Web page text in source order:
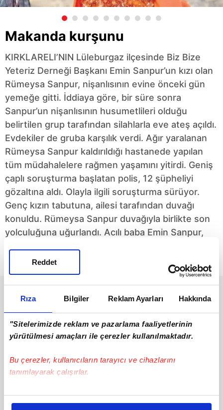
Rıza Bilgiler Reklam Ayarları Hakkında
"Sitelerimizde reklam ve pazarlama faaliyetlerinin
yürütülmesi amaçları ile çerezler kullanılmaktadır.
Bu çerezler, kullanıcıların tarayıcı ve cihazlarını
tanımlayarak çalışırlar.
Bu çerezlere izin vermeniz halinde sizlere özel
Reddet
Makanda kurşunu
KIRKLARELI’NIN Lüleburgaz ilçesinde Biz Bize
Yeteriz Derneği Başkanı Emin Sanpur’un kızı olan
Rümeysa Sanpur, nişanlısının evine önceki gün
yemeğe gitti. İddiaya göre, bir süre sonra
Sanpur’un nişanlısının husumetlileri olduğu
belirtilen grup tarafından silahlarla eve ateş açıldı.
Evdekiler de gruba karşılık verdi. Ağır yaralanan
Rümeysa Sanpur kaldırıldığı hastanede yapılan
tüm müdahalelere rağmen yaşamını yitirdi. Geniş
çaplı soruşturma başlatan polis, 12 şüpheliyi
gözaltına aldı. Olayla ilgili soruşturma sürüyor.
Genç kızın tabutuna, ailesi tarafından duvağı
konuldu. Rümeysa Sanpur duvağıyla birlikte son
yolculuğuna uğurlandı. Acılı baba Emin Sanpur,
ediyoruz” dedi.
"Yıldırım-2022
Seferberlik Tatbikatı"
ilçesindeki 65. Mekanize
Piyade Tugay
Kırklareli'de feci kaza: 1
bölgesinde yol güvenliği